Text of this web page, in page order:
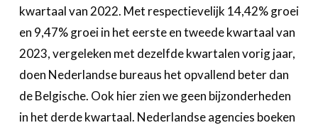
kwartaal van 2022. Met respectievelijk 14,42% groei
en 9,47% groei in het eerste en tweede kwartaal van
2023, vergeleken met dezelfde kwartalen vorig jaar,
doen Nederlandse bureaus het opvallend beter dan
de Belgische. Ook hier zien we geen bijzonderheden
in het derde kwartaal. Nederlandse agencies boeken